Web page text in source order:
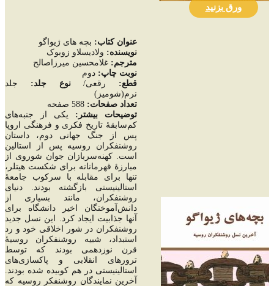
ورق بزنید
عنوان کتاب: بچه های ژیواگو
نويسنده: ولادیسلاو زوبوک
مترجم: غلامحسین میرزاصالح
نوبت چاپ: دوم
قطع:
رقعی/نوع جلد:
جلد
نرم(شومیز)
تعداد صفحات: 588 صفحه
توضيحات بيشتر: یکی از جنبه‌های
کم‌سابقۀ تاریخ فکری و فرهنگی اروپا
پس از جنگ جهانی دوم، داستان
روشنفکران روسیه پس از استالین
است. کهنه‌سربازان جوان شوروی از
مبارزۀ قهرمانانه برای شکست هیتلر،
تنها برای مقابله با سرکوب جامعۀ
استالینیستی بازگشته بودند. دنیای
روشنفکران، مانند بسیاری از
دانش‌آموختگان اخیر دانشگاه برای
آنها جذابیت ایجاد کرد. این نسل جدید
روشنفکران در شور اخلاقی خود و رد
استبداد، شبیه روشنفکران روسیۀ
قرن نوزدهمی بودند که توسط
ترورهای انقلابی و پاکسازی‌های
استالینیستی در هم کوبیده شده بودند.
آخرین نمایندگان روشنفکر روسیه که